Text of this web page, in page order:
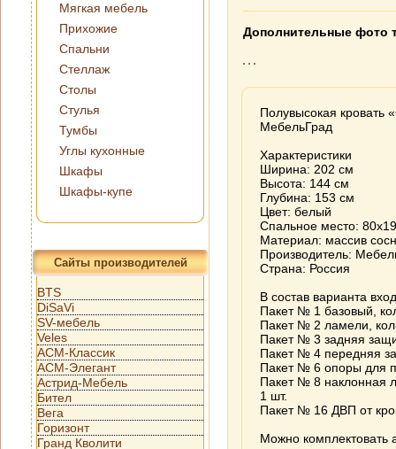
Мягкая мебель
Прихожие
Спальни
Стеллаж
Столы
Стулья
Тумбы
Углы кухонные
Шкафы
Шкафы-купе
Сайты производителей
BTS
DiSaVi
SV-мебель
Veles
АСМ-Классик
АСМ-Элегант
Астрид-Мебель
Бител
Вега
Горизонт
Гранд Кволити
Дополнительные фото
Полувысокая
МебельГрад
Характеристики
Ширина: 202 см
Высота: 144 см
Глубина: 153 см
Цвет: белый
Спальное место:
Материал: массив
Производитель:
Страна: Россия
В состав варианта
Пакет № 1 базовый,
Пакет № 2 ламели,
Пакет № 3 задняя
Пакет № 4 передняя
Пакет № 6 опоры для
Пакет № 8 наклонная
1 шт.
Пакет № 16 ДВП от
Можно комплектовать